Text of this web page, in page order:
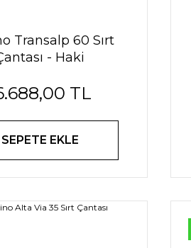
Transalp 60 Sırt
- Haki
TL
SEPETE EKLE